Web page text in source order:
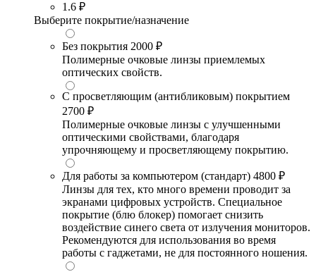
1.6 ₽
Выберите покрытие/назначение
Без покрытия 2000 ₽
Полимерные очковые линзы приемлемых
оптических свойств.
С просветляющим (антибликовым) покрытием
2700 ₽
Полимерные очковые линзы с улучшенными
оптическими свойствами, благодаря
упрочняющему и просветляющему покрытию.
Для работы за компьютером (стандарт) 4800 ₽
Линзы для тех, кто много времени проводит за
экранами цифровых устройств. Специальное
покрытие (блю блокер) помогает снизить
воздействие синего света от излучения мониторов.
Рекомендуются для использования во время
работы с гаджетами, не для постоянного ношения.